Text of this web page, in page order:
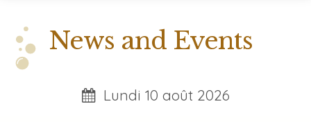
News and Events
Lundi 10 août 2026